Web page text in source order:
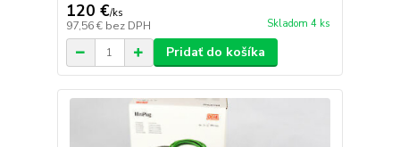
120 €/ks
97,56 € bez DPH Skladom 4 ks
Pridať do košíka